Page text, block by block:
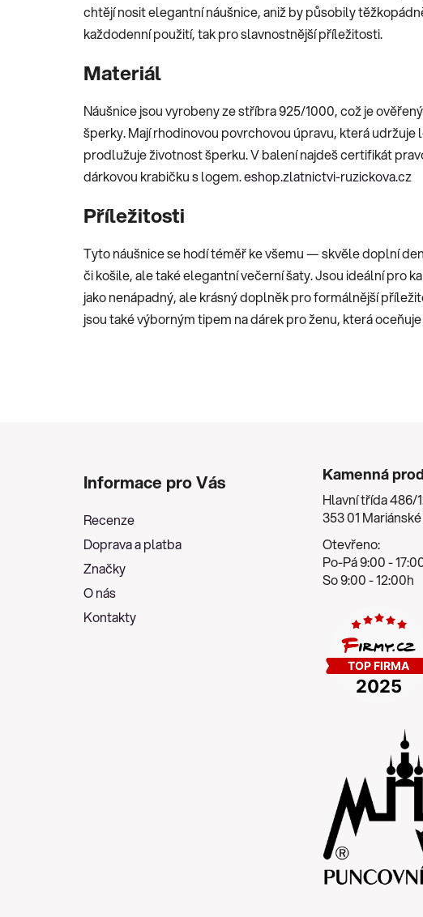
chtějí nosit elegantní náušnice, aniž by působily
každodenní použití, tak pro slavnostnější příležitosti.
Materiál
Náušnice jsou vyrobeny ze stříbra 925/1000, což je
šperky. Mají rhodinovou povrchovou úpravu, která udržuje
prodlužuje životnost šperku. V balení najdeš certifikát
dárkovou krabičku s logem.eshop.zlatnictvi-ruzickova.cz
Příležitosti
Tyto náušnice se hodí téměř ke všemu — skvěle doplní
či košile, ale také elegantní večerní šaty. Jsou ideální pro
jako nenápadný, ale krásný doplněk pro formálnější
jsou také výborným tipem na dárek pro ženu, která
Informace pro Vás
Recenze
Doprava a platba
Značky
O nás
Kontakty
Kamenná
Hlavní třída 486/
353 01
Otevřeno:
Po-Pá 9:00 -
So 9:00 - 12:00h